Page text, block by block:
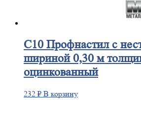
С10Профнастил с
шириной 0,30 м
оцинкованный
232 ₽ В корзину